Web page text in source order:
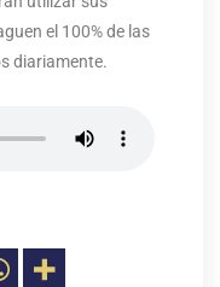
el 100% de las
diariamente.